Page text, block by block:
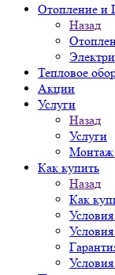
Отопление и
Назад
Тепловое
Акции
Услуги
Назад
Услуги
Монтаж
Как купить
Назад
Как
Условия